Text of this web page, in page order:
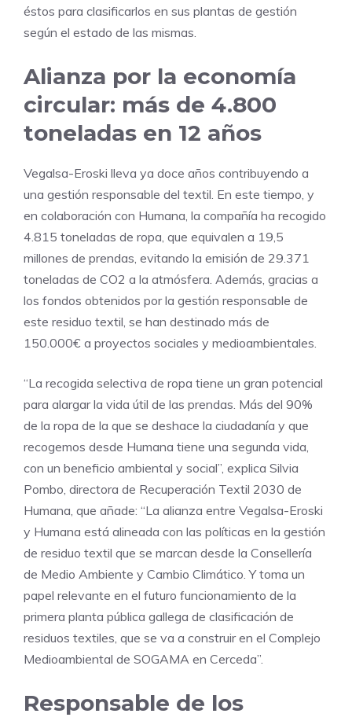
éstos para clasificarlos en sus plantas de gestión
según el estado de las mismas.
Alianza por la economía
circular: más de 4.800
toneladas en 12 años
Vegalsa-Eroski lleva ya doce años contribuyendo a
una gestión responsable del textil. En este tiempo, y
en colaboración con Humana, la compañía ha recogido
4.815 toneladas de ropa, que equivalen a 19,5
millones de prendas, evitando la emisión de 29.371
toneladas de CO2 a la atmósfera. Además, gracias a
los fondos obtenidos por la gestión responsable de
este residuo textil, se han destinado más de
150.000€ a proyectos sociales y medioambientales.
“La recogida selectiva de ropa tiene un gran potencial
para alargar la vida útil de las prendas. Más del 90%
de la ropa de la que se deshace la ciudadanía y que
recogemos desde Humana tiene una segunda vida,
con un beneficio ambiental y social”, explica Silvia
Pombo, directora de Recuperación Textil 2030 de
Humana, que añade: “La alianza entre Vegalsa-Eroski
y Humana está alineada con las políticas en la gestión
de residuo textil que se marcan desde la Consellería
de Medio Ambiente y Cambio Climático. Y toma un
papel relevante en el futuro funcionamiento de la
primera planta pública gallega de clasificación de
residuos textiles, que se va a construir en el Complejo
Medioambiental de SOGAMA en Cerceda”.
Responsable de los